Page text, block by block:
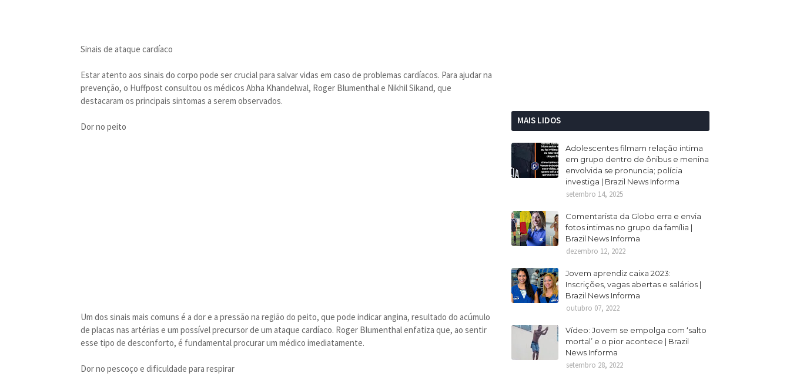
Sinais de ataque cardíaco
Estar atento aos sinais do corpo pode ser crucial para salvar vidas em caso de problemas cardíacos. Para ajudar na
prevenção, o Huffpost consultou os médicos Abha Khandelwal, Roger Blumenthal e Nikhil Sikand, que
destacaram os principais sintomas a serem observados.
Dor no peito
Um dos sinais mais comuns é a dor e a pressão na região do peito, que pode indicar angina, resultado do acúmulo
de placas nas artérias e um possível precursor de um ataque cardíaco. Roger Blumenthal enfatiza que, ao sentir
esse tipo de desconforto, é fundamental procurar um médico imediatamente.
Dor no pescoço e dificuldade para respirar
MAIS LIDOS
Adolescentes filmam relação intima
em grupo dentro de ônibus e menina
envolvida se pronuncia; polícia
investiga | Brazil News Informa
setembro 14, 2025
Comentarista da Globo erra e envia
fotos intimas no grupo da família |
Brazil News Informa
dezembro 12, 2022
Jovem aprendiz caixa 2023:
Inscrições, vagas abertas e salários |
Brazil News Informa
outubro 07, 2022
Vídeo: Jovem se empolga com ‘salto
mortal’ e o pior acontece | Brazil
News Informa
setembro 28, 2022